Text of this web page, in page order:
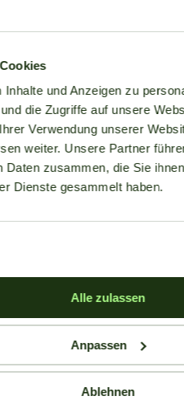
und Anzeigen zu
die Zugriffe auf unsere
Verwendung unserer
weiter. Unsere Partner
zusammen, die Sie
Dienste gesammelt haben.
Alle zulassen
Anpassen
Ablehnen